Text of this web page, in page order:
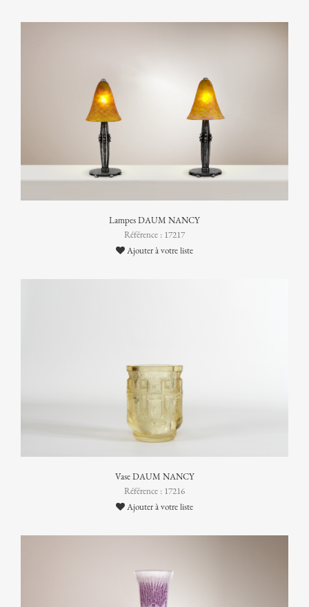
Lampes DAUM NANCY
Référence : 17217
Ajouter à votre liste
Vase DAUM NANCY
Référence : 17216
Ajouter à votre liste